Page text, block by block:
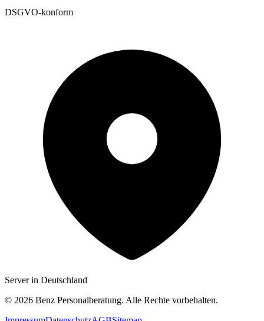
DSGVO-konform
Server in Deutschland
© 2026 Benz Personalberatung. Alle Rechte vorbehalten.